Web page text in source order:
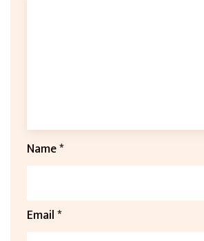
Name*
Email*